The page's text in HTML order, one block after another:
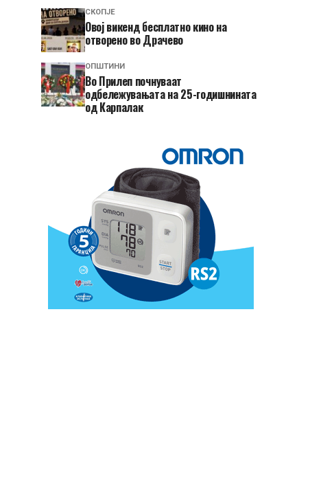
СКОПЈЕ
​Овој викенд бесплатно кино на
отворено во Драчево
ОПШТИНИ
Во Прилеп почнуваат
одбележувањата на 25-годишнината
од Карпалак